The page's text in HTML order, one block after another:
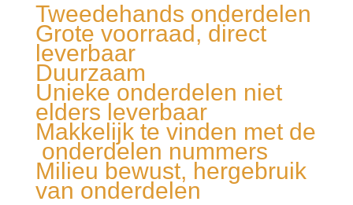
Tweedehands onderdelen
Grote voorraad, direct
leverbaar
Duurzaam
Unieke onderdelen niet
elders leverbaar
Makkelijk te vinden met de
onderdelen nummers
Milieu bewust, hergebruik
van onderdelen